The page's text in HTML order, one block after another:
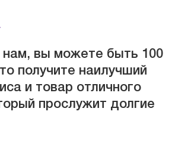
вы можете быть 100
получите наилучший
и товар отличного
прослужит долгие